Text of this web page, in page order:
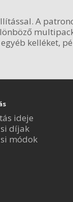
A
kelléket,
ideje
díjak
módok